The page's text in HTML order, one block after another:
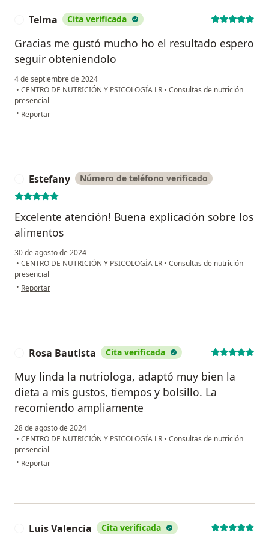
Telma Cita verificada
Gracias me gustó mucho ho el resultado espero
seguir obteniendolo
4 de septiembre de 2024
• CENTRO DE NUTRICIÓN Y PSICOLOGÍA LR • Consultas de nutrición
presencial
• en opinión del usuario Telma
Reportar
Estefany Número de teléfono verificado
Excelente atención! Buena explicación sobre los
alimentos
30 de agosto de 2024
• CENTRO DE NUTRICIÓN Y PSICOLOGÍA LR • Consultas de nutrición
presencial
• en opinión del usuario Estefany
Reportar
Rosa Bautista Cita verificada
Muy linda la nutriologa, adaptó muy bien la
dieta a mis gustos, tiempos y bolsillo. La
recomiendo ampliamente
28 de agosto de 2024
• CENTRO DE NUTRICIÓN Y PSICOLOGÍA LR • Consultas de nutrición
presencial
• en opinión del usuario Rosa Bautista
Reportar
Luis Valencia Cita verificada